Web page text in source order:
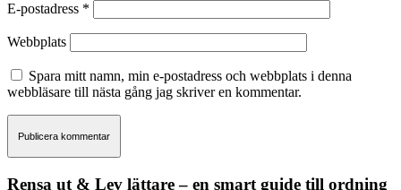
E-postadress *
Webbplats
Spara mitt namn, min e-postadress och webbplats i denna
webbläsare till nästa gång jag skriver en kommentar.
Rensa ut & Lev lättare – en smart guide till ordning